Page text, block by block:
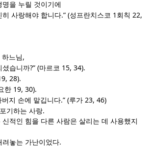
명을 누릴 것이기에
히 사랑해야 합니다.” (성프란치스코 1 회칙 22,
하느님 ,
셨습니까?” (마르코 15, 34).
28).
한 19, 30).
버지 손에 맡깁니다.” (루가 23, 46)
기하는 사랑.
적인 힘을 다른 사람은 살리는 데 사용했지
려놓는 가난이었다.